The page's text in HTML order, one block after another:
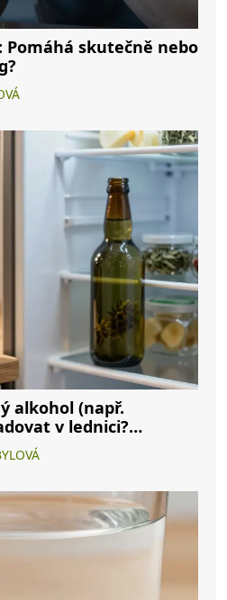
Pomáhá skutečně nebo
alkohol (např.
v lednici?